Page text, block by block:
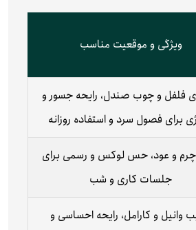
ویژگی و موقعیت مناسب
فلفل و چوب صندل، رایحه جسور و
برای فصول سرد و استفاده روزانه
چرم و عود، حس لوکس و رسمی برای
جلسات کاری و شب
وانیل و کارامل، رایحه احساسی و